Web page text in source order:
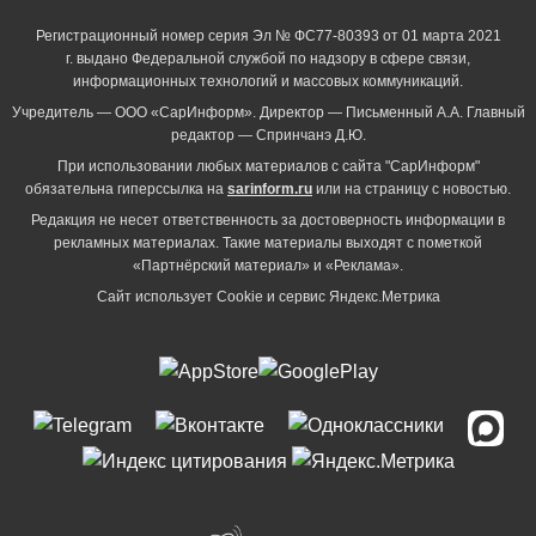
Регистрационный номер серия Эл № ФС77-80393 от 01 марта 2021
г. выдано Федеральной службой по надзору в сфере связи,
информационных технологий и массовых коммуникаций.
Учредитель — ООО «СарИнформ». Директор — Письменный А.А. Главный
редактор — Спринчанэ Д.Ю.
При использовании любых материалов с сайта "СарИнформ"
обязательна гиперссылка на sarinform.ru или на страницу с новостью.
Редакция не несет ответственность за достоверность информации в
рекламных материалах. Такие материалы выходят с пометкой
«Партнёрский материал» и «Реклама».
Сайт использует Cookie и сервиc Яндекс.Метрика